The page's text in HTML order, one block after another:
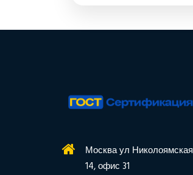
Москва ул Николоямская
14, офис 31